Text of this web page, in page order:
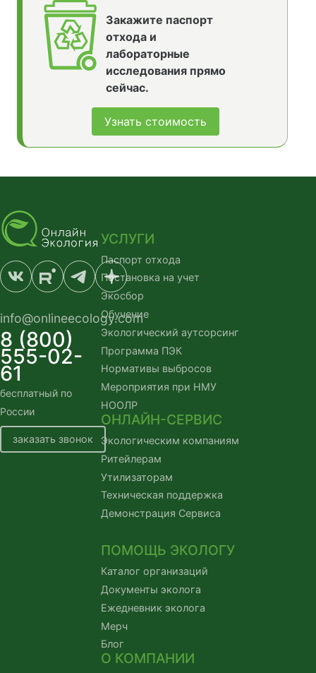
Закажите паспорт
отхода и
лабораторные
исследования прямо
сейчас.
Узнать стоимость
info@onlineecology.com
8 (800)
555-02-
61
бесплатный по
России
заказать звонок
УСЛУГИ
Паспорт отхода
Постановка на учет
Экосбор
Обучение
Экологический аутсорсинг
Программа ПЭК
Нормативы выбросов
Мероприятия при НМУ
НООЛР
ОНЛАЙН-СЕРВИС
Экологическим компаниям
Ритейлерам
Утилизаторам
Техническая поддержка
Демонстрация Сервиса
ПОМОЩЬ ЭКОЛОГУ
Каталог организаций
Документы эколога
Ежедневник эколога
Мерч
Блог
О КОМПАНИИ